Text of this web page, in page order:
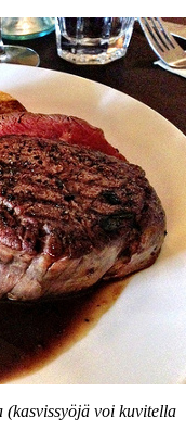
(kasvissyöjä voi kuvitella